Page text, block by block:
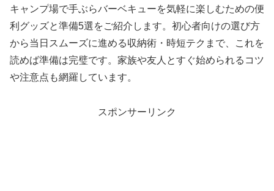
キャンプ場で手ぶらバーベキューを気軽に楽しむための便
利グッズと準備5選をご紹介します。初心者向けの選び方
から当日スムーズに進める収納術・時短テクまで、これを
読めば準備は完璧です。家族や友人とすぐ始められるコツ
や注意点も網羅しています。
スポンサーリンク